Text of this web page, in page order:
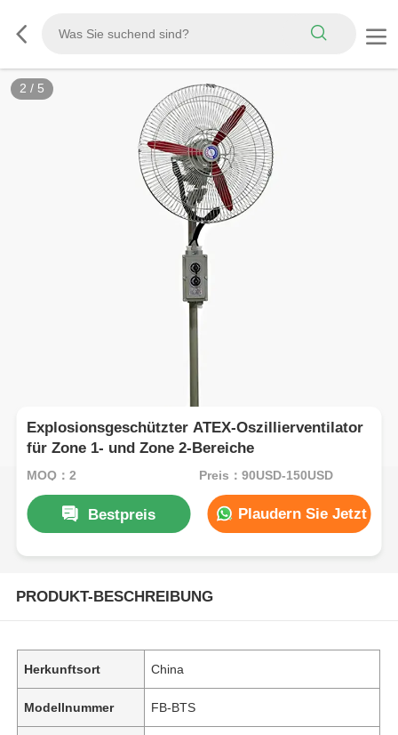
2 / 5
Explosionsgeschützter ATEX-Oszillierventilator
für Zone 1- und Zone 2-Bereiche
MOQ：2 Preis：90USD-150USD
Bestpreis Plaudern Sie Jetzt
PRODUKT-BESCHREIBUNG
Herkunftsort China
Modellnummer FB-BTS